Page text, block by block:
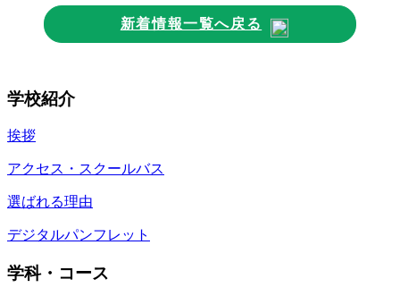
新着情報一覧へ戻る
学校紹介
挨拶
アクセス・スクールバス
選ばれる理由
デジタルパンフレット
学科・コース